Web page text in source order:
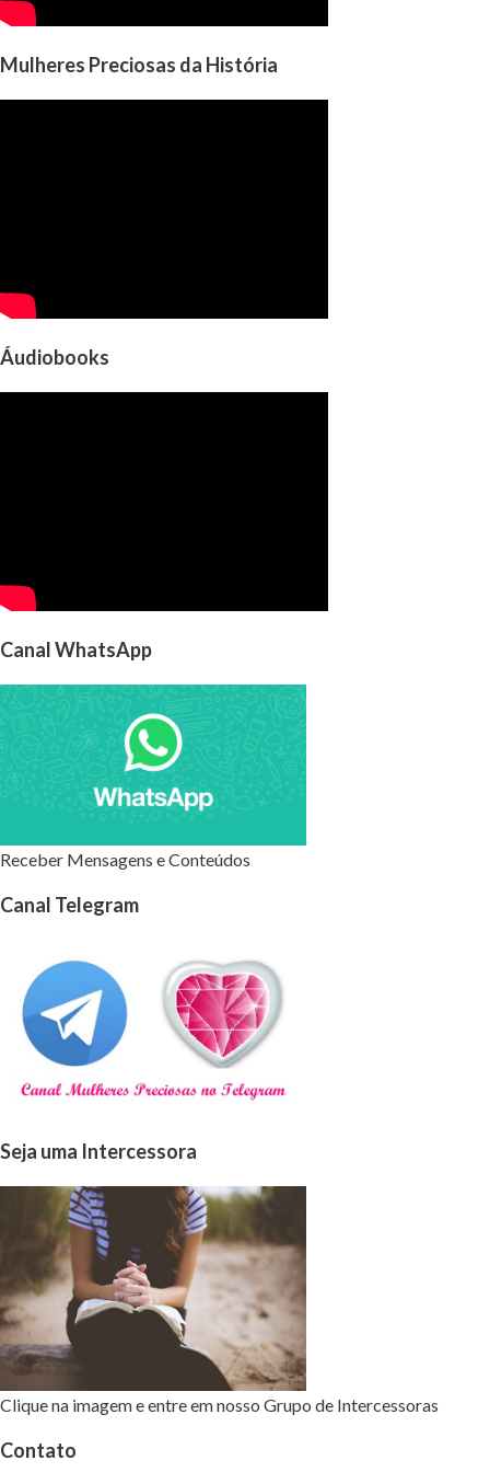
Mulheres Preciosas da História
Áudiobooks
Canal WhatsApp
Receber Mensagens e Conteúdos
Canal Telegram
Seja uma Intercessora
Clique na imagem e entre em nosso Grupo de Intercessoras
Contato